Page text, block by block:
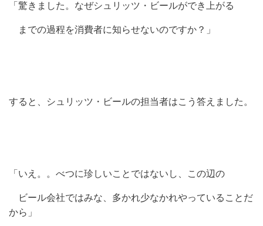
「驚きました。なぜシュリッツ・ビールができ上がる
までの過程を消費者に知らせないのですか？」
すると、シュリッツ・ビールの担当者はこう答えました。
「いえ。。べつに珍しいことではないし、この辺の
ビール会社ではみな、多かれ少なかれやっていることだ
から」